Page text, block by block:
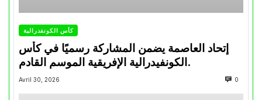
كأس الكونفدرالية
إتحاد العاصمة يضمن المشاركة رسميًا في كأس
الكونفيدرالية الإفريقية الموسم القادم.
Avril 30, 2026 0